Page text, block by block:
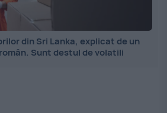
din Sri Lanka, explicat de un
Sunt destul de volatili